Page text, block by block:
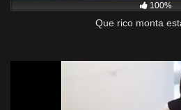
100%
Que rico monta